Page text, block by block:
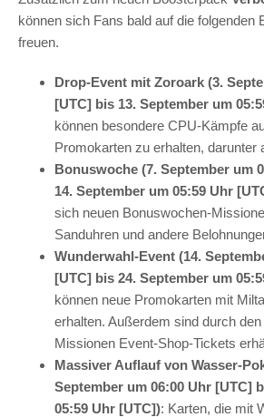
können sich Fans bald auf die folgenden
freuen.
Drop-Event mit Zoroark (3.
[UTC] bis 13. September um
können besondere CPU-Kämpfe
Promokarten zu erhalten, darunter
Bonuswoche (7. September um
14. September um 05:59 Uhr
sich neuen Bonuswochen-
Sanduhren und andere
Wunderwahl-Event (14.
[UTC] bis 24. September um
können neue Promokarten mit
erhalten. Außerdem sind durch
Missionen Event-Shop-Tickets
Massiver Auflauf von Wasser-
September um 06:00 Uhr [UTC]
05:59 Uhr [UTC]): Karten, die mit